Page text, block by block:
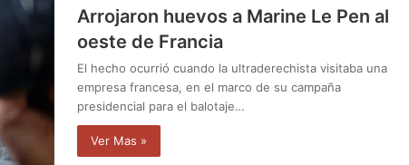
Arrojaron huevos a Marine Le Pen al
oeste de Francia
El hecho ocurrió cuando la ultraderechista visitaba una
empresa francesa, en el marco de su campaña
presidencial para el balotaje…
Ver Mas »